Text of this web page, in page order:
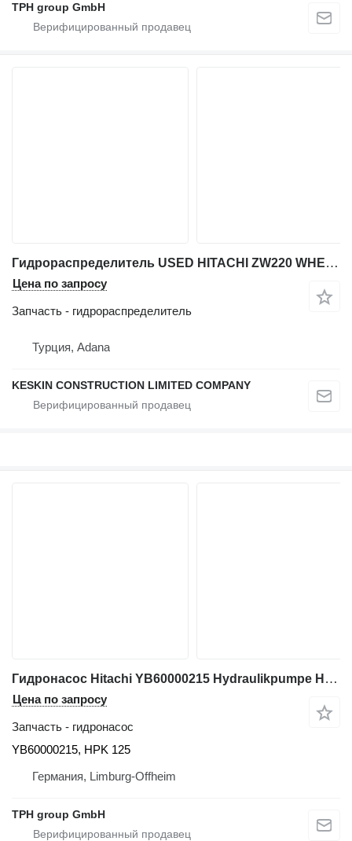
TPH group GmbH
Гидрораспределитель USED HITACHI ZW220 WHEEL LOADER CONTROL VALVE BLOCK для фронтального погрузчика Hitachi ZW 220
Цена по запросу
Запчасть - гидрораспределитель
Турция, Adana
KESKIN CONSTRUCTION LIMITED COMPANY
Гидронасос Hitachi YB60000215 Hydraulikpumpe HPK 125, ZW250-5B, 85Z7 для фронтального погрузчика Hitachi ZW250-5B
Цена по запросу
Запчасть - гидронасос
YB60000215, HPK 125
Германия, Limburg-Offheim
TPH group GmbH